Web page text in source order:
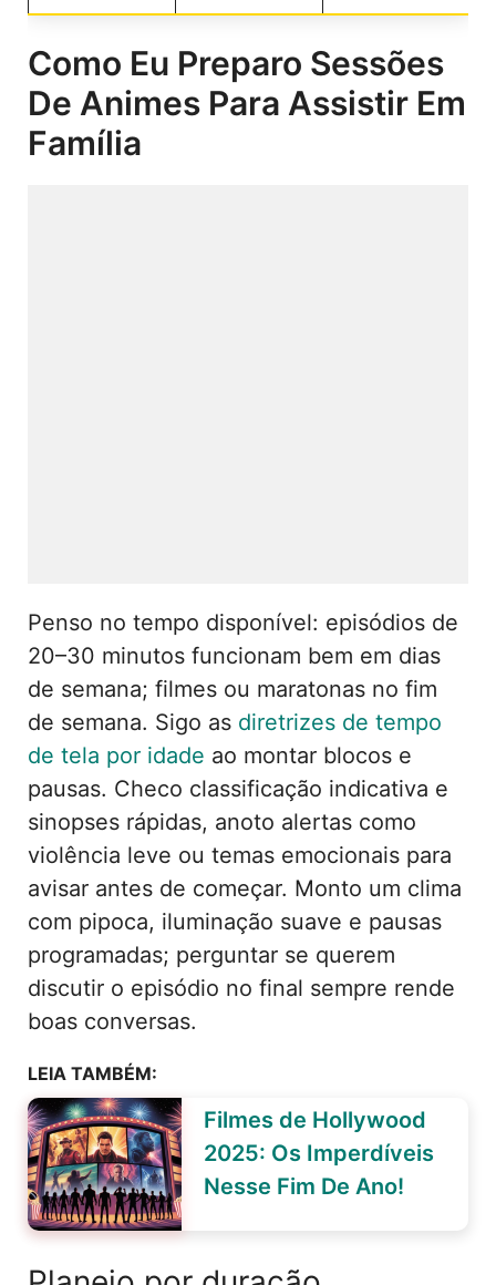
Como Eu Preparo Sessões
De Animes Para Assistir Em
Família
Penso no tempo disponível: episódios de
20–30 minutos funcionam bem em dias
de semana; filmes ou maratonas no fim
de semana. Sigo as diretrizes de tempo
de tela por idade ao montar blocos e
pausas. Checo classificação indicativa e
sinopses rápidas, anoto alertas como
violência leve ou temas emocionais para
avisar antes de começar. Monto um clima
com pipoca, iluminação suave e pausas
programadas; perguntar se querem
discutir o episódio no final sempre rende
boas conversas.
LEIA TAMBÉM:
Filmes de Hollywood
2025: Os Imperdíveis
Nesse Fim De Ano!